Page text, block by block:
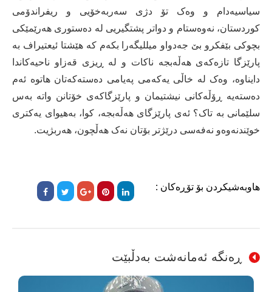
سیاسیەدام و وەک تۆ دژی سەربەخۆیی و ریفراندۆمی
کوردستان، نەوەستام و دواتر پشتگیریی لە دەستوری هەرێمێکی
بچوکی بێفکرو بێ جەدواو میللیگەرا بکەم کە هێشتا ئیعتیراف بە
پارێزگا تازەکەی هەڵەبجە ناکات و لە ڕیزی قەزاو ناحیەکاندا
دایناوە، وەک لە خاڵی یەکەمی پەیامی دەستەکەتان هاتوە ئەم
دەستەیە ڕۆڵەکانی نیشتیمان و پارێزگاکەی خۆتانن واتە بەس
سلێمانی بە تاک؟ ئەی پارێزگای هەڵەبجە، کوا، بەهیوای یەکتری
خوێندنەوەو نەفەسی درێژتر بۆتان نەک هەڵچون، هەربژیت.
هاوبەشیکردن بۆ تۆڕەکان :
ڕەنگە ئەمانەشت بەدڵبێت